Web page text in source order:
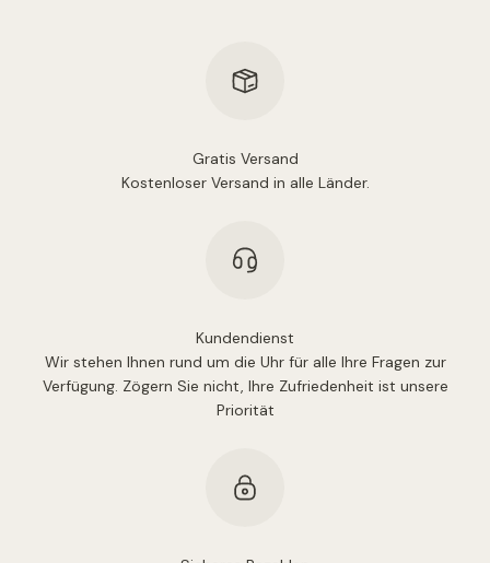
Gratis Versand
Kostenloser Versand in alle Länder.
Kundendienst
Wir stehen Ihnen rund um die Uhr für alle Ihre Fragen zur
Verfügung. Zögern Sie nicht, Ihre Zufriedenheit ist unsere
Priorität